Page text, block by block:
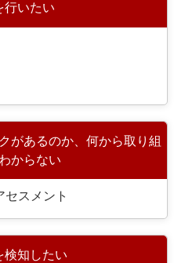
行いたい
があるのか、 何から取り組
からない
セスメント
検知したい